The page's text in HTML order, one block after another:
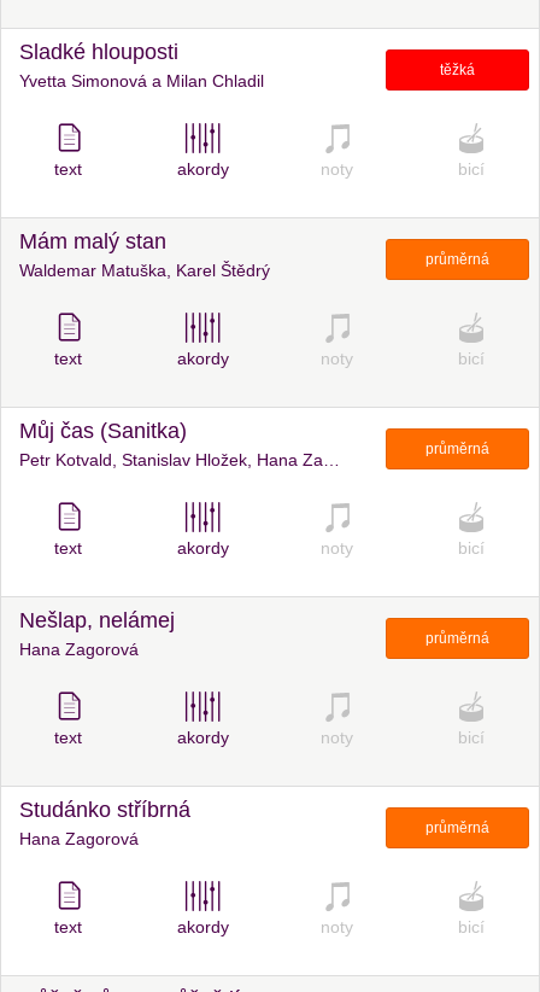
Sladké hlouposti
Yvetta Simonová a Milan Chladil
těžká
text akordy noty bicí
Mám malý stan
Waldemar Matuška, Karel Štědrý
průměrná
text akordy noty bicí
Můj čas (Sanitka)
průměrná
text akordy noty bicí
Nešlap, nelámej
Hana Zagorová
průměrná
text akordy noty bicí
Studánko stříbrná
Hana Zagorová
průměrná
text akordy noty bicí